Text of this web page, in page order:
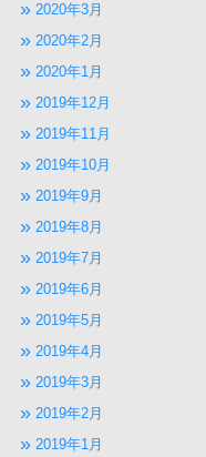
2020年3月
2020年2月
2020年1月
2019年12月
2019年11月
2019年10月
2019年9月
2019年8月
2019年7月
2019年6月
2019年5月
2019年4月
2019年3月
2019年2月
2019年1月